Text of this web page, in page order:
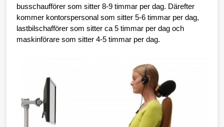
busschaufförer som sitter 8-9 timmar per dag. Därefter
kommer kontorspersonal som sitter 5-6 timmar per dag,
lastbilschafförer som sitter ca 5 timmar per dag och
maskinförare som sitter 4-5 timmar per dag.